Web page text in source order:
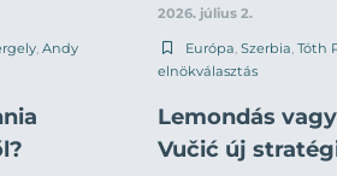
Andy
2026. július 2.
Európa Szerbia Tóth
elnökválasztás
Lemondás
Vučić új